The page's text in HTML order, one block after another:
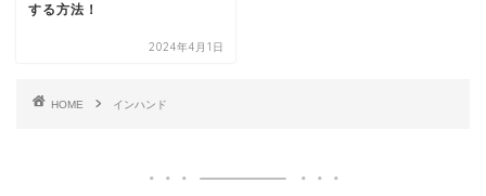
する方法！
2024年4月1日
HOME インハンド